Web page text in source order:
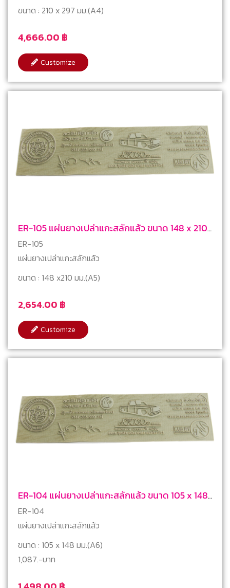
4,666.00 ฿
ขนาด : 210 x 297 มม.(A4)
Customize
ER-105 แผ่นยางเปล่าแกะสลักแล้ว ขนาด 148 x 210
mm (A5)
2,654.00 ฿
ER-105
แผ่นยางเปล่าแกะสลักแล้ว
ขนาด : 148 x210 มม.(A5)
Customize
ER-104 แผ่นยางเปล่าแกะสลักแล้ว ขนาด 105 x 148
mm (A6)
ER-104
แผ่นยางเปล่าแกะสลักแล้ว
ขนาด : 105 x 148 มม.(A6)
1,087.-บาท